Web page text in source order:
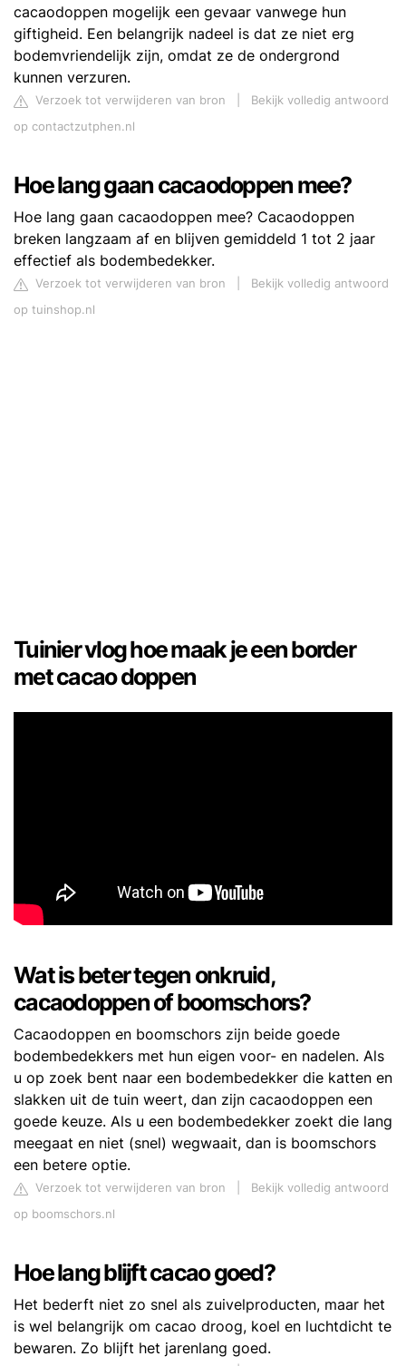
cacaodoppen mogelijk een gevaar vanwege hun
giftigheid. Een belangrijk nadeel is dat ze niet erg
bodemvriendelijk zijn, omdat ze de ondergrond
kunnen verzuren.
Verzoek tot verwijderen van bron
Bekijk volledig antwoord
op contactzutphen.nl
Hoe lang gaan cacaodoppen mee?
Hoe lang gaan cacaodoppen mee? Cacaodoppen
breken langzaam af en blijven gemiddeld 1 tot 2 jaar
effectief als bodembedekker.
Verzoek tot verwijderen van bron
Bekijk volledig antwoord
op tuinshop.nl
Tuinier vlog hoe maak je een border
met cacao doppen
Wat is beter tegen onkruid,
cacaodoppen of boomschors?
Cacaodoppen en boomschors zijn beide goede
bodembedekkers met hun eigen voor- en nadelen. Als
u op zoek bent naar een bodembedekker die katten en
slakken uit de tuin weert, dan zijn cacaodoppen een
goede keuze. Als u een bodembedekker zoekt die lang
meegaat en niet (snel) wegwaait, dan is boomschors
een betere optie.
Verzoek tot verwijderen van bron
Bekijk volledig antwoord
op boomschors.nl
Hoe lang blijft cacao goed?
Het bederft niet zo snel als zuivelproducten, maar het
is wel belangrijk om cacao droog, koel en luchtdicht te
bewaren. Zo blijft het jarenlang goed.